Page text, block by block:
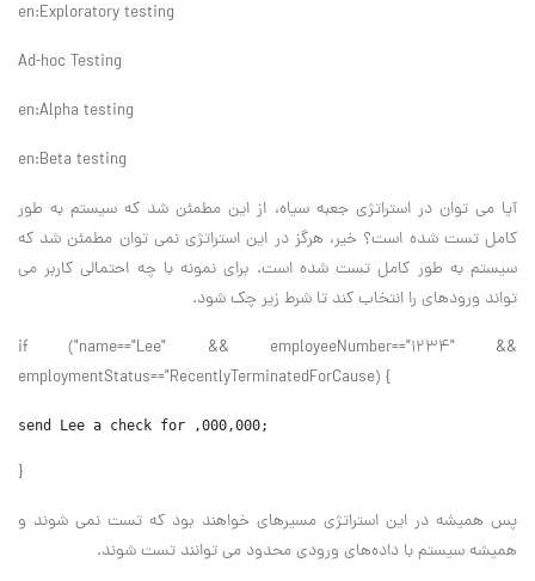
en:Exploratory testing
Ad-hoc Testing
en:Alpha testing
en:Beta testing
آیا می توان در استراتژی جعبه سیاه، از این مطمئن شد که سیستم به طور
کامل تست شده است؟ خیر، هرگز در این استراتژی نمی توان مطمئن شد که
سیستم به طور کامل تست شده است. برای نمونه با چه احتمالی کاربر می
تواند ورودهای را انتخاب کند تا شرط زیر چک شود.
if ("name=="Lee" && employeeNumber=="1234" &&
employmentStatus=="RecentlyTerminatedForCause) {
send Lee a check for ,000,000;
}
پس همیشه در این استراتژی مسیرهای خواهند بود که تست نمی شوند و
همیشه سیستم با داده‌های ورودی محدود می توانند تست شوند.